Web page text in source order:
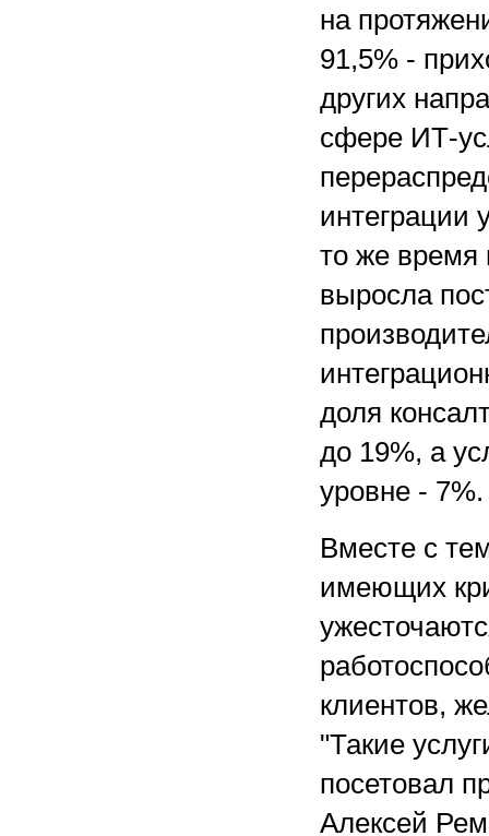
на
91,5% -
других
сфере ИТ-
интеграции
то же время
выросла
доля
до 19%, а
уровне - 7%.
Вместе с
имеющих
клиентов,
"Такие
посетовал
Алексей